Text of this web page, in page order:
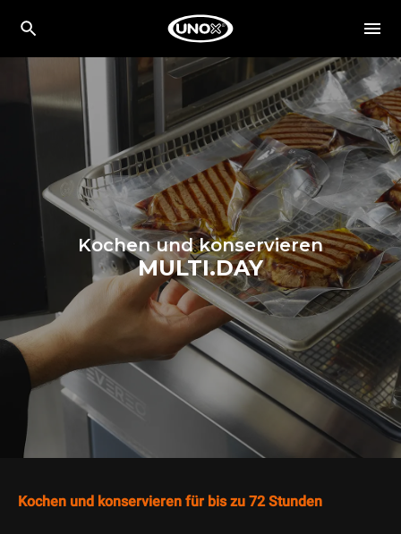
Kochen und konservieren
MULTI.DAY
Kochen und konservieren für bis zu 72 Stunden